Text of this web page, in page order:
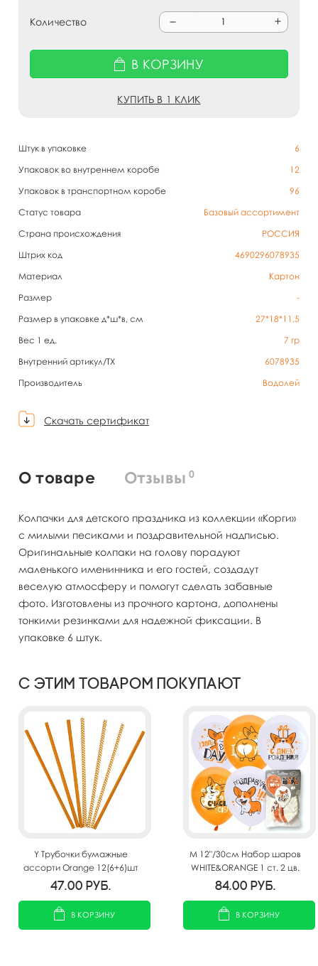
Штук в упаковке
6
Упаковок во внутреннем коробе
12
Упаковок в транспортном коробе
96
Статус товара
Базовый ассортимент
Страна происхождения
РОССИЯ
Штрих код
4690296078935
Материал
Картон
Размер
-
Размер в упаковке д*ш*в, см
27*18*11,5
Вес 1 ед.
7 гр
Внутренний артикул/TX
6078935
Производитель
Водолей
Скачать сертификат
Количество
В КОРЗИНУ
КУПИТЬ В 1 КЛИК
О товаре Отзывы 0
Колпачки для детского праздника из коллекции «Корги»
с милыми песиками и поздравительной надписью.
Оригинальные колпаки на голову порадуют
маленького именинника и его гостей, создадут
веселую атмосферу и помогут сделать забавные
фото. Изготовлены из прочного картона, дополнены
тонкими резинками для надежной фиксации. В
упаковке 6 штук.
С этим товаром покупают
Y Трубочки бумажные
ассорти Orange 12(6+6)шт
47.00 руб.
В КОРЗИНУ
M 12"/30см Набор шаров
WHITE&ORANGE 1 ст. 2 цв.
рис. Корги СДР 5шт
84.00 руб.
В КОРЗИНУ